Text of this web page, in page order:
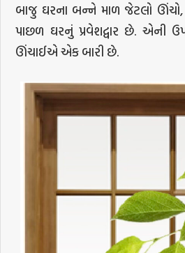
બાજુ ઘરના બન્ને માળ જેટલો
પાછળ ઘરનું પ્રવેશદ્વાર છે. એની
ઊંચાઈએ એક બારી છે.